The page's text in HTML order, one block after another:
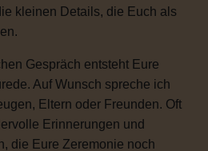
kleinen Details, die Euch als
Gespräch entsteht Eure
Auf Wunsch spreche ich
Eltern oder Freunden. Oft
Erinnerungen und
die Eure Zeremonie noch